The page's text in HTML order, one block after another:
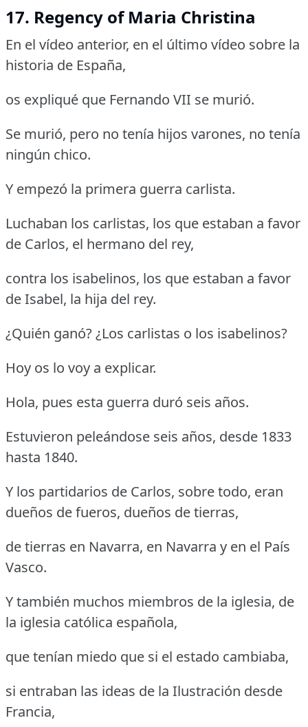
17. Regency of Maria Christina
En el vídeo anterior, en el último vídeo sobre la
historia de España,
os expliqué que Fernando VII se murió.
Se murió, pero no tenía hijos varones, no tenía
ningún chico.
Y empezó la primera guerra carlista.
Luchaban los carlistas, los que estaban a favor
de Carlos, el hermano del rey,
contra los isabelinos, los que estaban a favor
de Isabel, la hija del rey.
¿Quién ganó? ¿Los carlistas o los isabelinos?
Hoy os lo voy a explicar.
Hola, pues esta guerra duró seis años.
Estuvieron peleándose seis años, desde 1833
hasta 1840.
Y los partidarios de Carlos, sobre todo, eran
dueños de fueros, dueños de tierras,
de tierras en Navarra, en Navarra y en el País
Vasco.
Y también muchos miembros de la iglesia, de
la iglesia católica española,
que tenían miedo que si el estado cambiaba,
si entraban las ideas de la Ilustración desde
Francia,